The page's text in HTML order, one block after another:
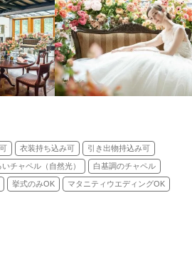
衣装持ち込み可 引き出物持込み可
いチャペル（自然光） 白基調のチャペル
挙式のみOK マタニティウエディングOK